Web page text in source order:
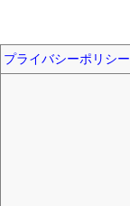
プライバシーポリシー